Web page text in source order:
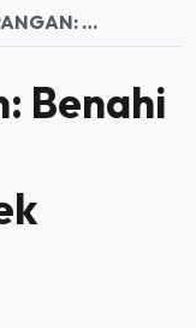
PROYEK JANGKA PENDEK
Benahi